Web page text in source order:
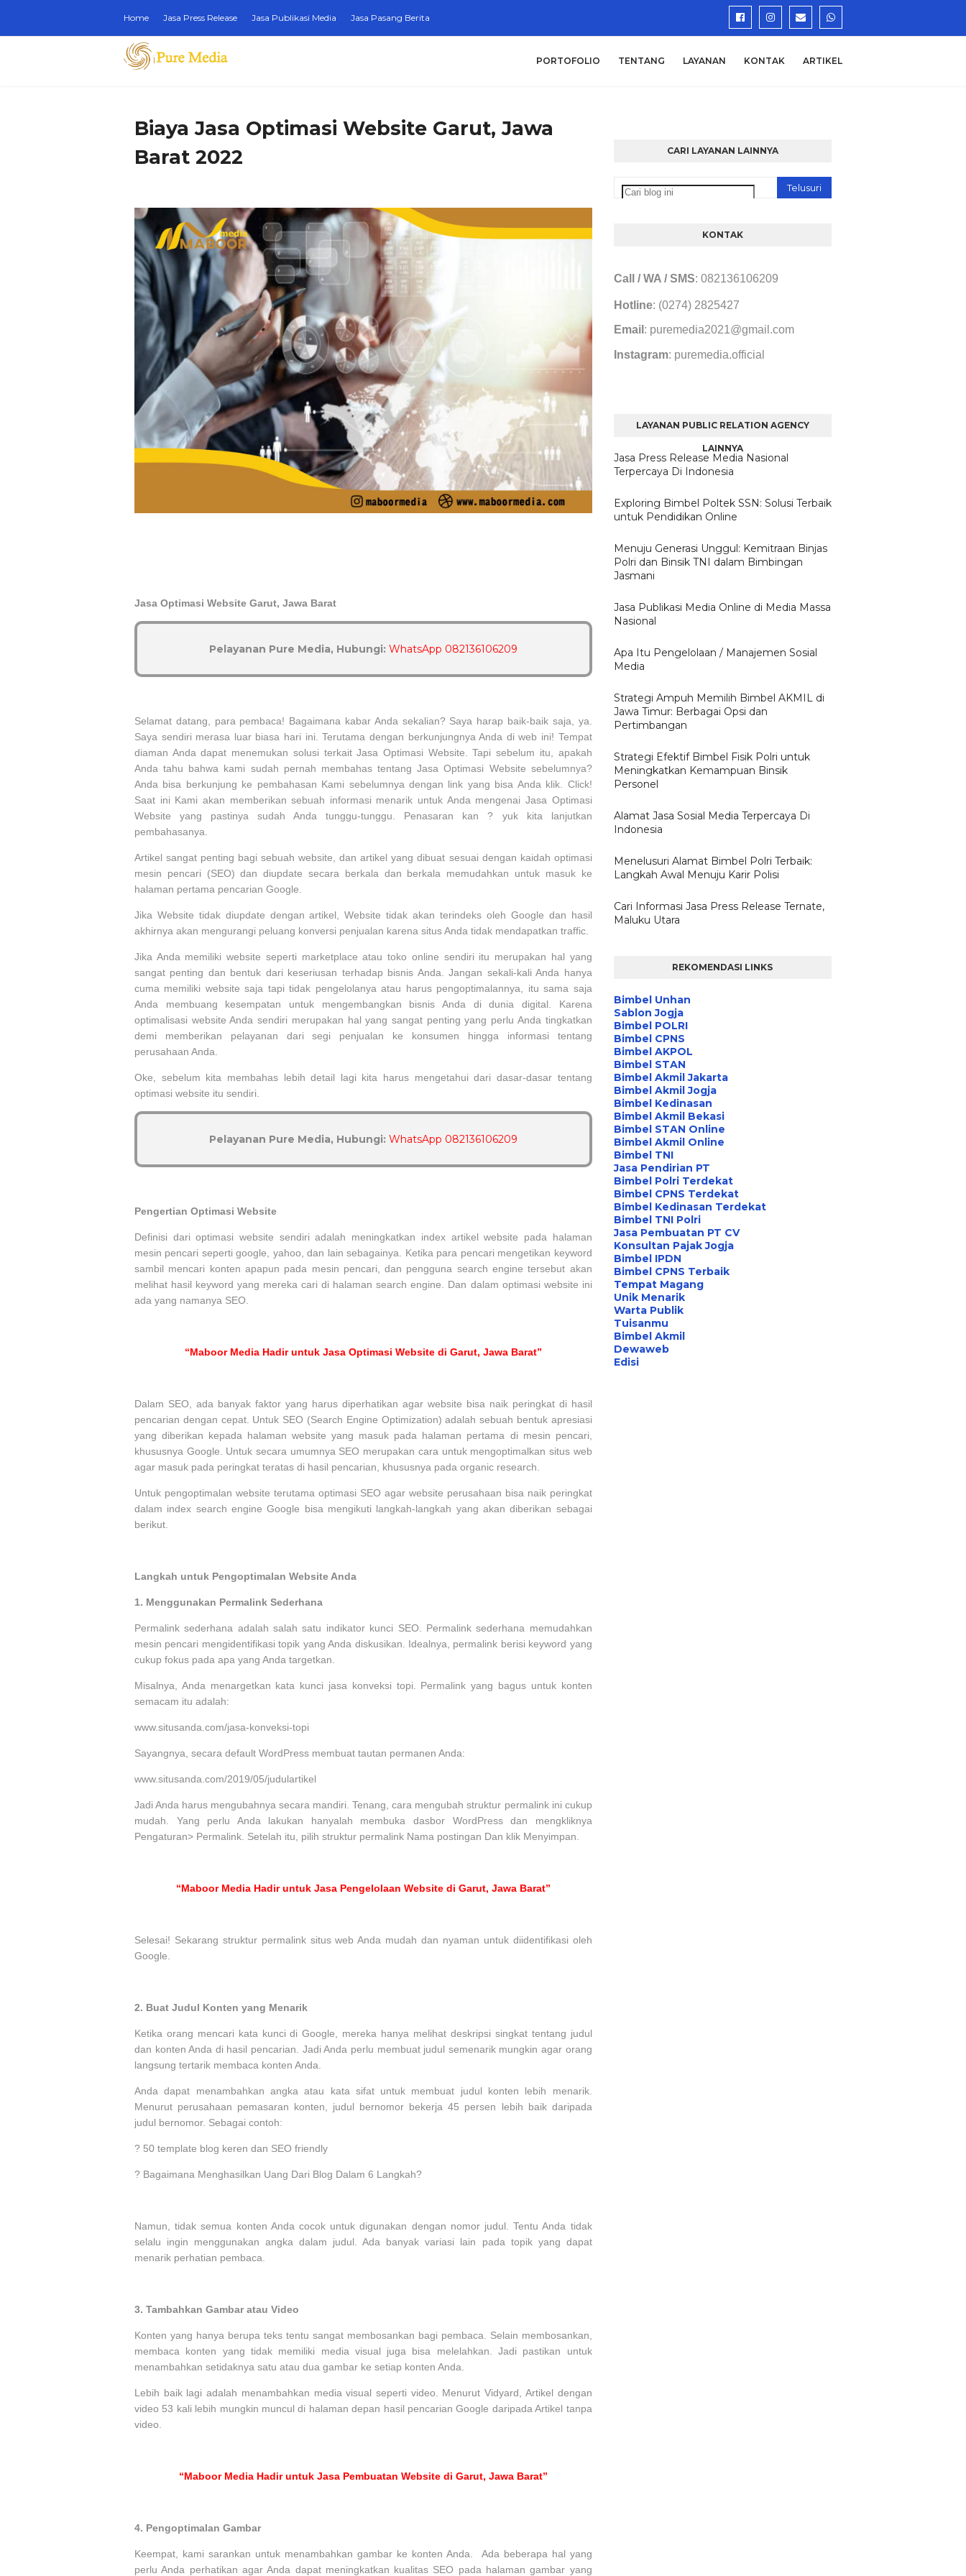
Home Jasa Press Release Jasa Publikasi Media Jasa Pasang Berita
PORTOFOLIO TENTANG LAYANAN KONTAK ARTIKEL
Biaya Jasa Optimasi Website Garut, Jawa
Barat 2022
Jasa Optimasi Website Garut, Jawa Barat
Pelayanan Pure Media, Hubungi: WhatsApp 082136106209
Selamat datang, para pembaca! Bagaimana kabar Anda sekalian? Saya harap baik-baik saja, ya.
Saya sendiri merasa luar biasa hari ini. Terutama dengan berkunjungnya Anda di web ini! Tempat
diaman Anda dapat menemukan solusi terkait Jasa Optimasi Website. Tapi sebelum itu, apakah
Anda tahu bahwa kami sudah pernah membahas tentang Jasa Optimasi Website sebelumnya?
Anda bisa berkunjung ke pembahasan Kami sebelumnya dengan link yang bisa Anda klik. Click!
Saat ini Kami akan memberikan sebuah informasi menarik untuk Anda mengenai Jasa Optimasi
Website yang pastinya sudah Anda tunggu-tunggu. Penasaran kan ? yuk kita lanjutkan
pembahasanya.
Artikel sangat penting bagi sebuah website, dan artikel yang dibuat sesuai dengan kaidah optimasi
mesin pencari (SEO) dan diupdate secara berkala dan berkala memudahkan untuk masuk ke
halaman pertama pencarian Google.
Jika Website tidak diupdate dengan artikel, Website tidak akan terindeks oleh Google dan hasil
akhirnya akan mengurangi peluang konversi penjualan karena situs Anda tidak mendapatkan traffic.
Jika Anda memiliki website seperti marketplace atau toko online sendiri itu merupakan hal yang
sangat penting dan bentuk dari keseriusan terhadap bisnis Anda. Jangan sekali-kali Anda hanya
cuma memiliki website saja tapi tidak pengelolanya atau harus pengoptimalannya, itu sama saja
Anda membuang kesempatan untuk mengembangkan bisnis Anda di dunia digital. Karena
optimalisasi website Anda sendiri merupakan hal yang sangat penting yang perlu Anda tingkatkan
demi memberikan pelayanan dari segi penjualan ke konsumen hingga informasi tentang
perusahaan Anda.
Oke, sebelum kita membahas lebih detail lagi kita harus mengetahui dari dasar-dasar tentang
optimasi website itu sendiri.
Pelayanan Pure Media, Hubungi: WhatsApp 082136106209
Pengertian Optimasi Website
Definisi dari optimasi website sendiri adalah meningkatkan index artikel website pada halaman
mesin pencari seperti google, yahoo, dan lain sebagainya. Ketika para pencari mengetikan keyword
sambil mencari konten apapun pada mesin pencari, dan pengguna search engine tersebut akan
melihat hasil keyword yang mereka cari di halaman search engine. Dan dalam optimasi website ini
ada yang namanya SEO.
“Maboor Media Hadir untuk Jasa Optimasi Website di Garut, Jawa Barat”
Dalam SEO, ada banyak faktor yang harus diperhatikan agar website bisa naik peringkat di hasil
pencarian dengan cepat. Untuk SEO (Search Engine Optimization) adalah sebuah bentuk apresiasi
yang diberikan kepada halaman website yang masuk pada halaman pertama di mesin pencari,
khususnya Google. Untuk secara umumnya SEO merupakan cara untuk mengoptimalkan situs web
agar masuk pada peringkat teratas di hasil pencarian, khususnya pada organic research.
Untuk pengoptimalan website terutama optimasi SEO agar website perusahaan bisa naik peringkat
dalam index search engine Google bisa mengikuti langkah-langkah yang akan diberikan sebagai
berikut.
Langkah untuk Pengoptimalan Website Anda
1. Menggunakan Permalink Sederhana
Permalink sederhana adalah salah satu indikator kunci SEO. Permalink sederhana memudahkan
mesin pencari mengidentifikasi topik yang Anda diskusikan. Idealnya, permalink berisi keyword yang
cukup fokus pada apa yang Anda targetkan.
Misalnya, Anda menargetkan kata kunci jasa konveksi topi. Permalink yang bagus untuk konten
semacam itu adalah:
www.situsanda.com/jasa-konveksi-topi
Sayangnya, secara default WordPress membuat tautan permanen Anda:
www.situsanda.com/2019/05/judulartikel
Jadi Anda harus mengubahnya secara mandiri. Tenang, cara mengubah struktur permalink ini cukup
mudah. Yang perlu Anda lakukan hanyalah membuka dasbor WordPress dan mengkliknya
Pengaturan> Permalink. Setelah itu, pilih struktur permalink Nama postingan Dan klik Menyimpan.
“Maboor Media Hadir untuk Jasa Pengelolaan Website di Garut, Jawa Barat”
Selesai! Sekarang struktur permalink situs web Anda mudah dan nyaman untuk diidentifikasi oleh
Google.
2. Buat Judul Konten yang Menarik
Ketika orang mencari kata kunci di Google, mereka hanya melihat deskripsi singkat tentang judul
dan konten Anda di hasil pencarian. Jadi Anda perlu membuat judul semenarik mungkin agar orang
langsung tertarik membaca konten Anda.
Anda dapat menambahkan angka atau kata sifat untuk membuat judul konten lebih menarik.
Menurut perusahaan pemasaran konten, judul bernomor bekerja 45 persen lebih baik daripada
judul bernomor. Sebagai contoh:
? 50 template blog keren dan SEO friendly
? Bagaimana Menghasilkan Uang Dari Blog Dalam 6 Langkah?
Namun, tidak semua konten Anda cocok untuk digunakan dengan nomor judul. Tentu Anda tidak
selalu ingin menggunakan angka dalam judul. Ada banyak variasi lain pada topik yang dapat
menarik perhatian pembaca.
3. Tambahkan Gambar atau Video
Konten yang hanya berupa teks tentu sangat membosankan bagi pembaca. Selain membosankan,
membaca konten yang tidak memiliki media visual juga bisa melelahkan. Jadi pastikan untuk
menambahkan setidaknya satu atau dua gambar ke setiap konten Anda.
Lebih baik lagi adalah menambahkan media visual seperti video. Menurut Vidyard, Artikel dengan
video 53 kali lebih mungkin muncul di halaman depan hasil pencarian Google daripada Artikel tanpa
video.
“Maboor Media Hadir untuk Jasa Pembuatan Website di Garut, Jawa Barat”
4. Pengoptimalan Gambar
Keempat, kami sarankan untuk menambahkan gambar ke konten Anda. Ada beberapa hal yang
perlu Anda perhatikan agar Anda dapat meningkatkan kualitas SEO pada halaman gambar yang
CARI LAYANAN LAINNYA
KONTAK
Call / WA / SMS: 082136106209
Hotline: (0274) 2825427
Email : puremedia2021@gmail.com
Instagram: puremedia.official
LAYANAN PUBLIC RELATION AGENCY
LAINNYA
Jasa Press Release Media Nasional
Terpercaya Di Indonesia
Exploring Bimbel Poltek SSN: Solusi Terbaik
untuk Pendidikan Online
Menuju Generasi Unggul: Kemitraan Binjas
Polri dan Binsik TNI dalam Bimbingan
Jasmani
Jasa Publikasi Media Online di Media Massa
Nasional
Apa Itu Pengelolaan / Manajemen Sosial
Media
Strategi Ampuh Memilih Bimbel AKMIL di
Jawa Timur: Berbagai Opsi dan
Pertimbangan
Strategi Efektif Bimbel Fisik Polri untuk
Meningkatkan Kemampuan Binsik
Personel
Alamat Jasa Sosial Media Terpercaya Di
Indonesia
Menelusuri Alamat Bimbel Polri Terbaik:
Langkah Awal Menuju Karir Polisi
Cari Informasi Jasa Press Release Ternate,
Maluku Utara
REKOMENDASI LINKS
Bimbel Unhan
Sablon Jogja
Bimbel POLRI
Bimbel CPNS
Bimbel AKPOL
Bimbel STAN
Bimbel Akmil Jakarta
Bimbel Akmil Jogja
Bimbel Kedinasan
Bimbel Akmil Bekasi
Bimbel STAN Online
Bimbel Akmil Online
Bimbel TNI
Jasa Pendirian PT
Bimbel Polri Terdekat
Bimbel CPNS Terdekat
Bimbel Kedinasan Terdekat
Bimbel TNI Polri
Jasa Pembuatan PT CV
Konsultan Pajak Jogja
Bimbel IPDN
Bimbel CPNS Terbaik
Tempat Magang
Unik Menarik
Warta Publik
Tuisanmu
Bimbel Akmil
Dewaweb
Edisi